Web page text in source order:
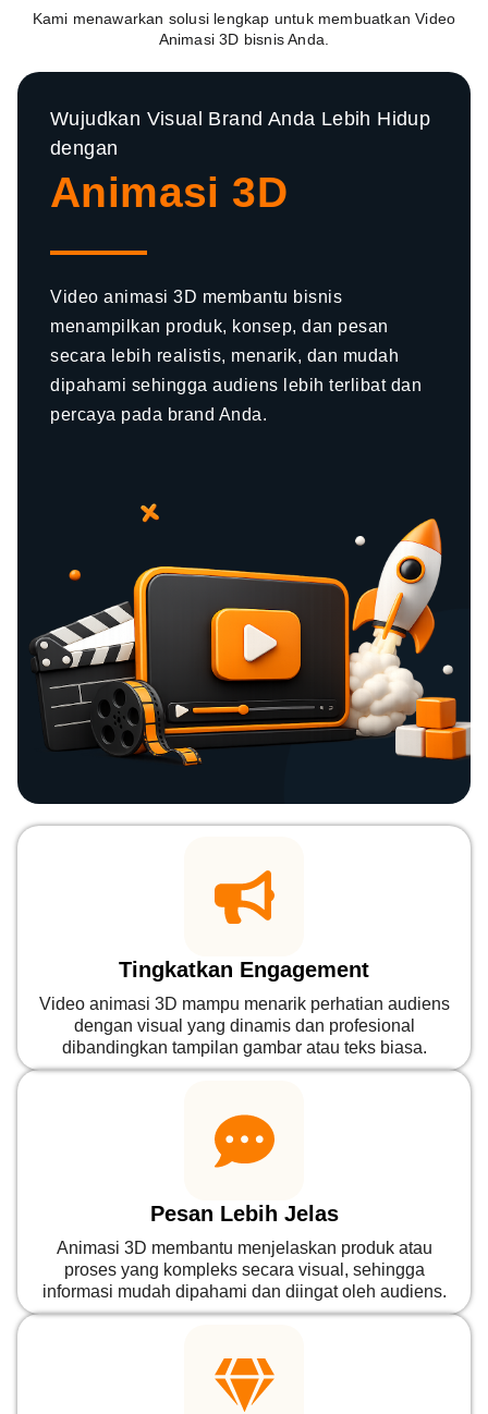
Kami menawarkan solusi lengkap untuk membuatkan Video
Animasi 3D bisnis Anda.
Wujudkan Visual Brand Anda Lebih Hidup
dengan
Animasi 3D
Video animasi 3D membantu bisnis
menampilkan produk, konsep, dan pesan
secara lebih realistis, menarik, dan mudah
dipahami sehingga audiens lebih terlibat dan
percaya pada brand Anda.
Tingkatkan Engagement
Video animasi 3D mampu menarik perhatian audiens
dengan visual yang dinamis dan profesional
dibandingkan tampilan gambar atau teks biasa.
Pesan Lebih Jelas
Animasi 3D membantu menjelaskan produk atau
proses yang kompleks secara visual, sehingga
informasi mudah dipahami dan diingat oleh audiens.